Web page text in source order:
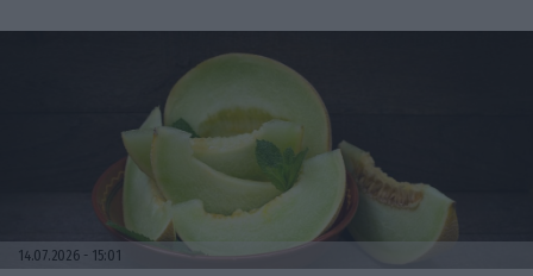
14.07.2026 15:01